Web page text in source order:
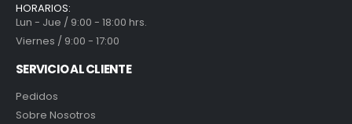
HORARIOS:
Lun - Jue / 9:00 - 18:00 hrs.
Viernes / 9:00 - 17:00
SERVICIO AL CLIENTE
Pedidos
Sobre Nosotros